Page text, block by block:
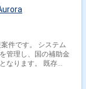
件です。 システム
管理し、国の補助金
なります。 既存
、Vue.js